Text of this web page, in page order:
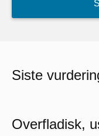
Siste
Overfladisk,